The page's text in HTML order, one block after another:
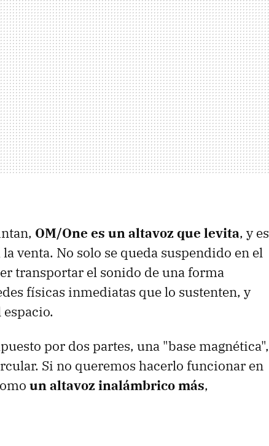
OM/One es un altavoz que levita, y es
venta. No solo se queda suspendido en el
transportar el sonido de una forma
físicas inmediatas que lo sustenten, y
por dos partes, una "base magnética",
Si no queremos hacerlo funcionar en
un altavoz inalámbrico más,